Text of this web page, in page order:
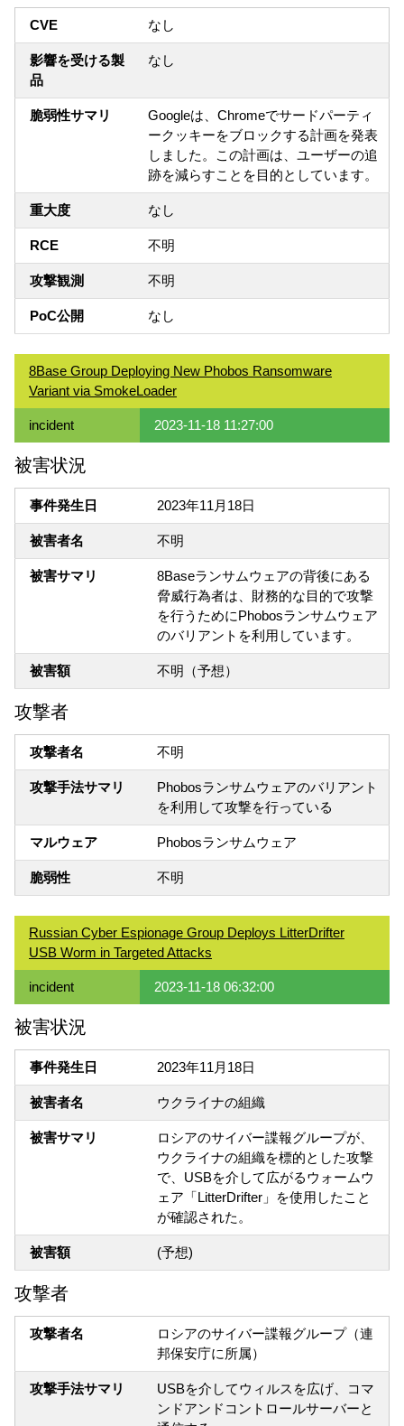
CVE なし
影響を受ける製
品
なし
脆弱性サマリ
Googleは、Chromeでサードパーティ
ークッキーをブロックする計画を発表
しました。この計画は、ユーザーの追
跡を減らすことを目的としています。
重大度 なし
RCE 不明
攻撃観測 不明
PoC公開 なし
8Base Group Deploying New Phobos Ransomware
Variant via SmokeLoader
incident 2023-11-18 11:27:00
被害状況
事件発生日 2023年11月18日
被害者名 不明
被害サマリ
8Baseランサムウェアの背後にある
脅威行為者は、財務的な目的で攻撃
を行うためにPhobosランサムウェア
のバリアントを利用しています。
被害額 不明（予想）
攻撃者
攻撃者名 不明
攻撃手法サマリ
Phobosランサムウェアのバリアント
を利用して攻撃を行っている
マルウェア Phobosランサムウェア
脆弱性 不明
Russian Cyber Espionage Group Deploys LitterDrifter
USB Worm in Targeted Attacks
incident 2023-11-18 06:32:00
被害状況
事件発生日 2023年11月18日
被害者名 ウクライナの組織
被害サマリ
ロシアのサイバー諜報グループが、
ウクライナの組織を標的とした攻撃
で、USBを介して広がるウォームウ
ェア「LitterDrifter」を使用したこと
が確認された。
被害額 (予想)
攻撃者
攻撃者名
ロシアのサイバー諜報グループ（連
邦保安庁に所属）
攻撃手法サマリ
USBを介してウィルスを広げ、コマ
ンドアンドコントロールサーバーと